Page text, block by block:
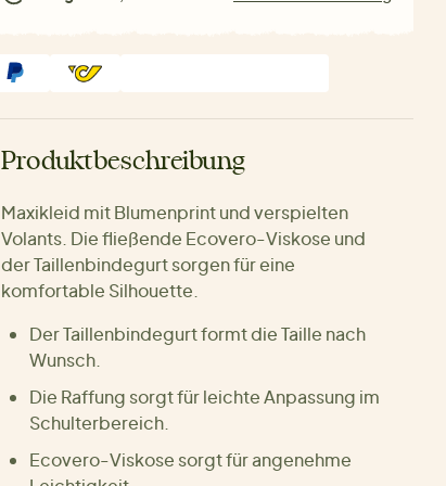
Produktbeschreibung
Maxikleid mit Blumenprint und verspielten
Volants. Die fließende Ecovero-Viskose und
der Taillenbindegurt sorgen für eine
komfortable Silhouette.
Der Taillenbindegurt formt die Taille nach
Wunsch.
Die Raffung sorgt für leichte Anpassung im
Schulterbereich.
Ecovero-Viskose sorgt für angenehme